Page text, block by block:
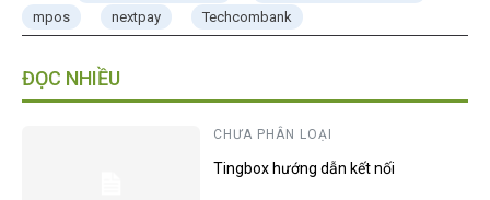
mpos
nextpay Techcombank
ĐỌC NHIỀU
CHƯA PHÂN LOẠI
Tingbox hướng dẫn kết nối